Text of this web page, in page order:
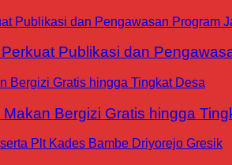
Publikasi dan
Bergizi Gratis hingga